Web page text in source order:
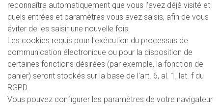
reconnaîtra automatiquement que vous l'avez déjà visité et
quels entrées et paramètres vous avez saisis, afin de vous
éviter de les saisir une nouvelle fois.
Les cookies requis pour l'exécution du processus de
communication électronique ou pour la disposition de
certaines fonctions désirées (par exemple, la fonction de
panier) seront stockés sur la base de l'art. 6, al. 1, let. f du
RGPD.
Vous pouvez configurer les paramètres de votre navigateur